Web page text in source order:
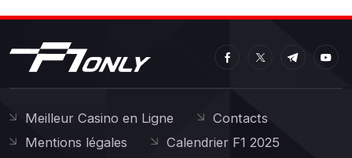
Meilleur Casino en Ligne
Contacts
Mentions légales
Calendrier F1 2025